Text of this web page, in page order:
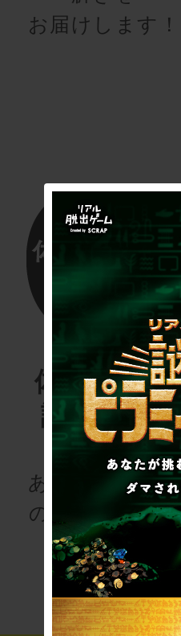
お届けします！
体験する物
語project
あなたも、物語
の登場人物にな
りませんか